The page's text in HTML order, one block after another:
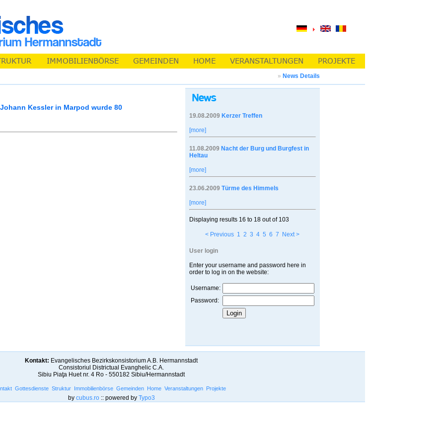
» News Details
Kessler in Marpod wurde 80
19.08.2009 Kerzer Treffen
[more]
11.08.2009 Nacht der Burg und Burgfest in
Heltau
[more]
23.06.2009 Türme des Himmels
[more]
Displaying results 16 to 18out of 103
< Previous 1 2 3 4 5 6 7 Next >
User login
Enter your username and password here in
order to log in on the website:
Username:
Password:
Kontakt: Evangelisches Bezirkskonsistorium A.B. Hermannstadt
Consistoriul Districtual Evanghelic C.A.
Sibiu Piaţa Huet nr. 4 Ro - 550182 Sibiu/Hermannstadt
Gottesdienste Struktur Immobilienbörse Gemeinden Home Veranstaltungen Projekte
by cubus.ro:: powered by Typo3